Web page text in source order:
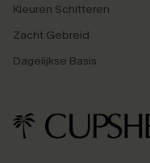
Kleuren Schitteren
Zacht Gebreid
Dagelijkse Basis